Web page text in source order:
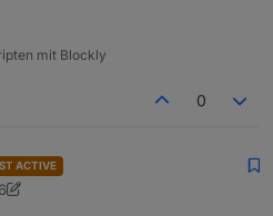
mit Blockly
0
ACTIVE